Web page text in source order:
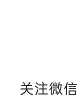
关注微信